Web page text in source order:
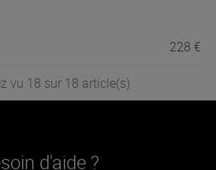
228 €
vu 18 sur 18 article(s)
d'aide ?